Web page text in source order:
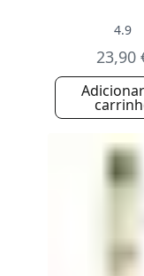
4.9
23,90